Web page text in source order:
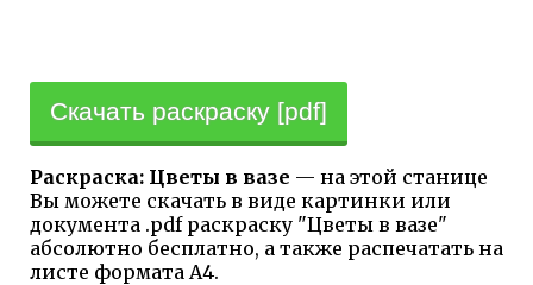
Скачать раскраску [pdf]
Раскраска: Цветы в вазе — на этой станице
Вы можете скачать в виде картинки или
документа .pdf раскраску "Цветы в вазе"
абсолютно бесплатно, а также распечатать на
листе формата А4.